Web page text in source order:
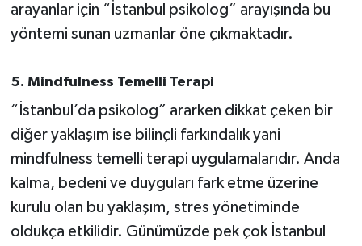
arayanlar için “İstanbul psikolog” arayışında bu
yöntemi sunan uzmanlar öne çıkmaktadır.
5. Mindfulness Temelli Terapi
“İstanbul’da psikolog” ararken dikkat çeken bir
diğer yaklaşım ise bilinçli farkındalık yani
mindfulness temelli terapi uygulamalarıdır. Anda
kalma, bedeni ve duyguları fark etme üzerine
kurulu olan bu yaklaşım, stres yönetiminde
oldukça etkilidir. Günümüzde pek çok İstanbul